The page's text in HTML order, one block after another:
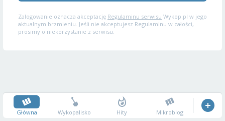
Zalogowanie oznacza akceptację Regulaminu serwisu Wykop.pl w jego
aktualnym brzmieniu. Jeśli nie akceptujesz Regulaminu w całości,
prosimy o niekorzystanie z serwisu.
Główna Wykopalisko Hity Mikroblog